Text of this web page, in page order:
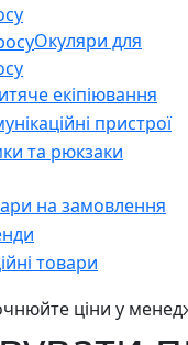
Окуляри для
екіпіювання
пристрої
та рюкзаки
на замовлення
товари
ціни у